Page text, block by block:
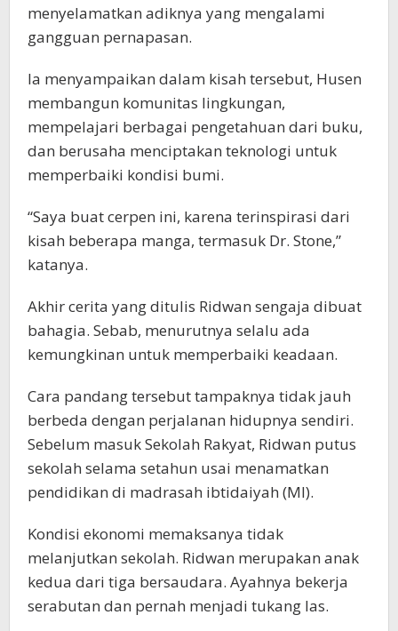
menyelamatkan adiknya yang mengalami
gangguan pernapasan.
Ia menyampaikan dalam kisah tersebut, Husen
membangun komunitas lingkungan,
mempelajari berbagai pengetahuan dari buku,
dan berusaha menciptakan teknologi untuk
memperbaiki kondisi bumi.
“Saya buat cerpen ini, karena terinspirasi dari
kisah beberapa manga, termasuk Dr. Stone,”
katanya.
Akhir cerita yang ditulis Ridwan sengaja dibuat
bahagia. Sebab, menurutnya selalu ada
kemungkinan untuk memperbaiki keadaan.
Cara pandang tersebut tampaknya tidak jauh
berbeda dengan perjalanan hidupnya sendiri.
Sebelum masuk Sekolah Rakyat, Ridwan putus
sekolah selama setahun usai menamatkan
pendidikan di madrasah ibtidaiyah (MI).
Kondisi ekonomi memaksanya tidak
melanjutkan sekolah. Ridwan merupakan anak
kedua dari tiga bersaudara. Ayahnya bekerja
serabutan dan pernah menjadi tukang las.